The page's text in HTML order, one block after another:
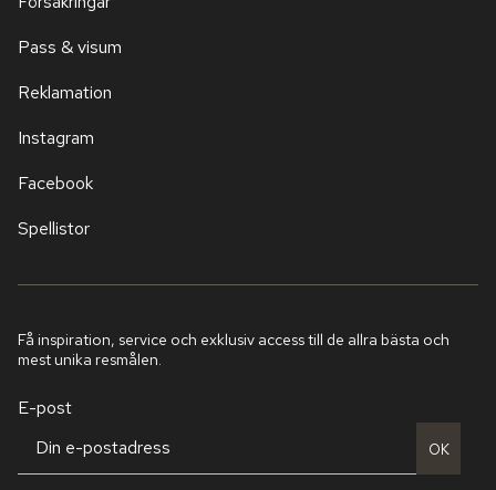
Pass & visum
Reklamation
Instagram
Facebook
Spellistor
Få inspiration, service och exklusiv access till de allra bästa och
mest unika resmålen.
E-post
OK